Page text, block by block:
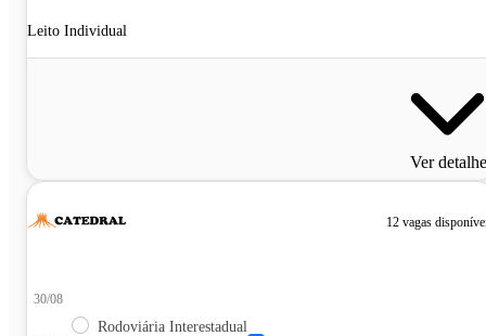
Leito Individual
Ver
12 vagas
30/08
Rodoviária Interestadual